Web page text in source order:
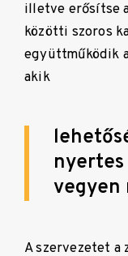
illetve erősítse
közötti szoros
együttműködik
akik
nyertes
vegyen
A szervezetet a